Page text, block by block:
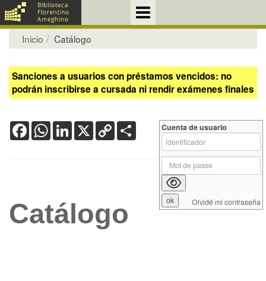
Inicio Catálogo
Sanciones a usuarios con préstamos vencidos: no
podrán inscribirse a cursada ni rendir exámenes finales
FacebookWhatsApp
LinkedIn
X Copy
Link
Catálogo
Cuenta de usuario
Olvidé mi contraseña